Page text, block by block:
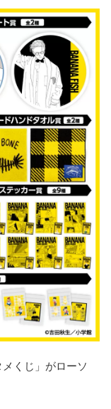
メくじ」がローソ